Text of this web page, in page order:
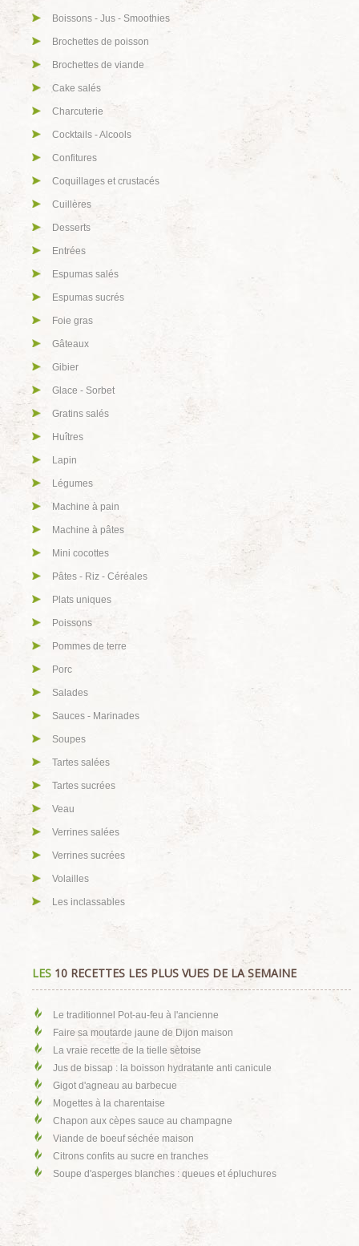
Boissons - Jus - Smoothies
Brochettes de poisson
Brochettes de viande
Cake salés
Charcuterie
Cocktails - Alcools
Confitures
Coquillages et crustacés
Cuillères
Desserts
Entrées
Espumas salés
Espumas sucrés
Foie gras
Gâteaux
Gibier
Glace - Sorbet
Gratins salés
Huîtres
Lapin
Légumes
Machine à pain
Machine à pâtes
Mini cocottes
Pâtes - Riz - Céréales
Plats uniques
Poissons
Pommes de terre
Porc
Salades
Sauces - Marinades
Soupes
Tartes salées
Tartes sucrées
Veau
Verrines salées
Verrines sucrées
Volailles
Les inclassables
LES 10 RECETTES LES PLUS VUES DE LA SEMAINE
Le traditionnel Pot-au-feu à l'ancienne
Faire sa moutarde jaune de Dijon maison
La vraie recette de la tielle sètoise
Jus de bissap : la boisson hydratante anti canicule
Gigot d'agneau au barbecue
Mogettes à la charentaise
Chapon aux cèpes sauce au champagne
Viande de boeuf séchée maison
Citrons confits au sucre en tranches
Soupe d'asperges blanches : queues et épluchures